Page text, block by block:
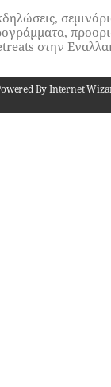
στην
By Internet